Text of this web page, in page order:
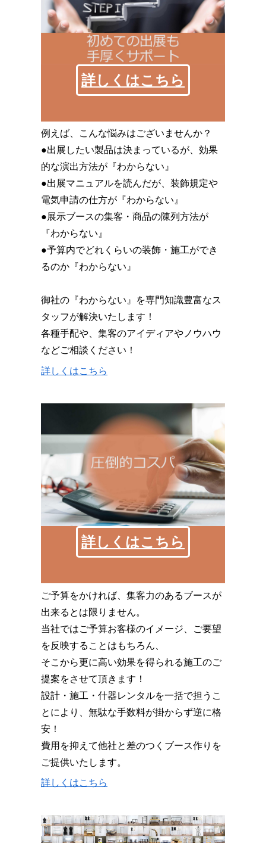
詳しくはこちら
例えば、こんな悩みはございませんか？
●出展したい製品は決まっているが、効果
的な演出方法が『わからない』
●出展マニュアルを読んだが、装飾規定や
電気申請の仕方が『わからない』
●展示ブースの集客・商品の陳列方法が
『わからない』
●予算内でどれくらいの装飾・施工ができ
るのか『わからない』
御社の『わからない』を専門知識豊富なス
タッフが解決いたします！
各種手配や、集客のアイディアやノウハウ
などご相談ください！
詳しくはこちら
詳しくはこちら
ご予算をかければ、集客力のあるブースが
出来るとは限りません。
当社ではご予算お客様のイメージ、ご要望
を反映することはもちろん、
そこから更に高い効果を得られる施工のご
提案をさせて頂きます！
設計・施工・什器レンタルを一括で担うこ
とにより、無駄な手数料が掛からず逆に格
安！
費用を抑えて他社と差のつくブース作りを
ご提供いたします。
詳しくはこちら